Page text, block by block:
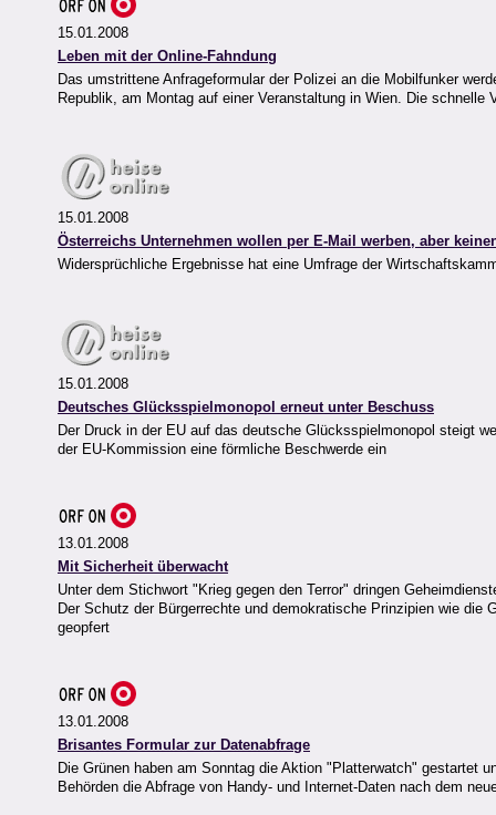
15.01.2008
Leben mit der Online-Fahndung
Das umstrittene Anfrageformular der Polizei an die Mobilfunker
Republik, am Montag auf einer Veranstaltung in Wien. Die
15.01.2008
Österreichs Unternehmen wollen per E-Mail werben, aber
Widersprüchliche Ergebnisse hat eine Umfrage der
15.01.2008
Deutsches Glücksspielmonopol erneut unter Beschuss
Der Druck in der EU auf das deutsche Glücksspielmonopol steigt
der EU-Kommission eine förmliche Beschwerde ein
13.01.2008
Mit Sicherheit überwacht
Unter dem Stichwort "Krieg gegen den Terror" dringen
Der Schutz der Bürgerrechte und demokratische Prinzipien wie die
geopfert
13.01.2008
Brisantes Formular zur Datenabfrage
Die Grünen haben am Sonntag die Aktion "Platterwatch" gestartet
Behörden die Abfrage von Handy- und Internet-Daten nach dem